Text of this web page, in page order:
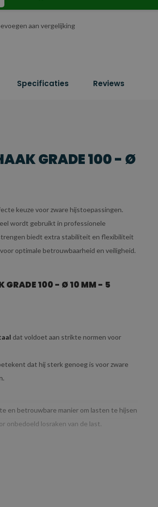
aan vergelijking
Specificaties Reviews
GRADE 100 - Ø
keuze voor zware hijstoepassingen.
wordt gebruikt in professionele
biedt extra stabiliteit en flexibiliteit
optimale betrouwbaarheid en veiligheid.
GRADE 100 - Ø 10 MM - 5
dat voldoet aan strikte normen voor
dat hij sterk genoeg is voor zware
en betrouwbare manier om lasten te hijsen
onbedoeld losraken van de last.